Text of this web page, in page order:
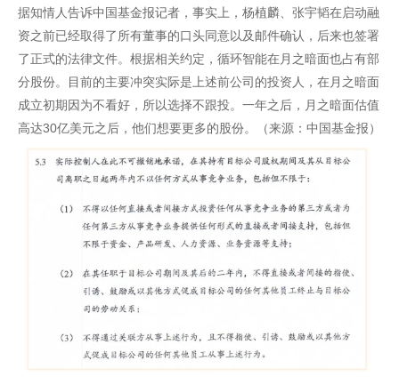
据知情人告诉中国基金报记者，事实上，杨植麟、张宇韬在启动融
资之前已经取得了所有董事的口头同意以及邮件确认，后来也签署
了正式的法律文件。根据相关约定，循环智能在月之暗面也占有部
分股份。目前的主要冲突实际是上述前公司的投资人，在月之暗面
成立初期因为不看好，所以选择不跟投。一年之后，月之暗面估值
高达30亿美元之后，他们想要更多的股份。（来源：中国基金报）